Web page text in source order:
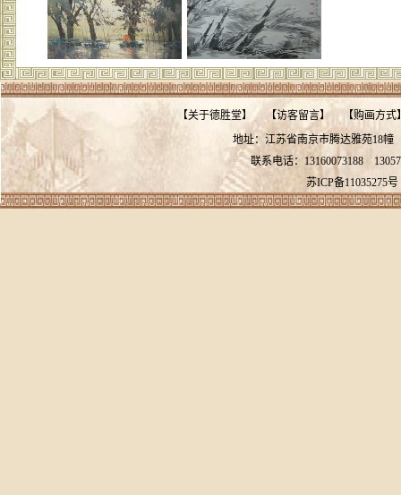
【关于德胜堂】 【访客留言】 【购画方式
地址：江苏省南京市腾达雅苑
联系电话：13160073188
苏ICP备11035275号